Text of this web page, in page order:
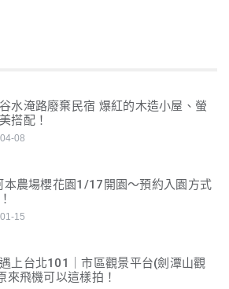
水淹路廢棄民宿 爆紅的木造小屋、螢
搭配！
08
本農場櫻花園1/17開園～預約入園方式
15
上台北101｜市區觀景平台(劍潭山觀
來飛機可以這樣拍！